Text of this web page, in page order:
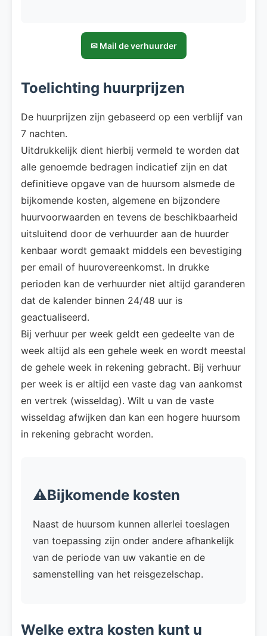
✉ Mail de verhuurder
Toelichting huurprijzen
De huurprijzen zijn gebaseerd op een verblijf van
7 nachten.
Uitdrukkelijk dient hierbij vermeld te worden dat
alle genoemde bedragen indicatief zijn en dat
definitieve opgave van de huursom alsmede de
bijkomende kosten, algemene en bijzondere
huurvoorwaarden en tevens de beschikbaarheid
uitsluitend door de verhuurder aan de huurder
kenbaar wordt gemaakt middels een bevestiging
per email of huurovereenkomst. In drukke
perioden kan de verhuurder niet altijd garanderen
dat de kalender binnen 24/48 uur is
geactualiseerd.
Bij verhuur per week geldt een gedeelte van de
week altijd als een gehele week en wordt meestal
de gehele week in rekening gebracht. Bij verhuur
per week is er altijd een vaste dag van aankomst
en vertrek (wisseldag). Wilt u van de vaste
wisseldag afwijken dan kan een hogere huursom
in rekening gebracht worden.
⚠️Bijkomende kosten
Naast de huursom kunnen allerlei toeslagen
van toepassing zijn onder andere afhankelijk
van de periode van uw vakantie en de
samenstelling van het reisgezelschap.
Welke extra kosten kunt u